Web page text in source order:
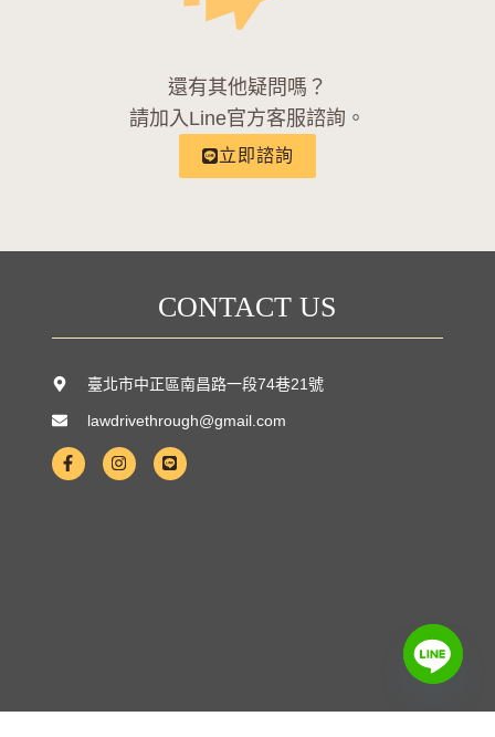
還有其他疑問嗎？
請加入Line官方客服諮詢。
立即諮詢
CONTACT US
臺北市中正區南昌路一段74巷21號
lawdrivethrough@gmail.com